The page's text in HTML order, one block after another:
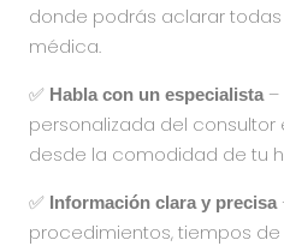
donde podrás aclarar
médica.
✅ Habla con un especialista
personalizada del consultor
desde la comodidad de tu
✅ Información clara y precisa
procedimientos, tiempos